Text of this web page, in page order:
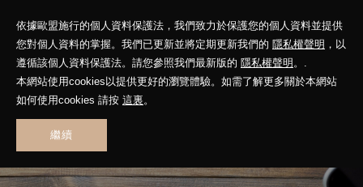
依據歐盟施行的個人資料保護法，我們致力於保護您的個人資料並提供
您對個人資料的掌握。我們已更新並將定期更新我們的 隱私權聲明 ，以
遵循該個人資料保護法。請您參照我們最新版的 隱私權聲明 。.
本網站使用cookies以提供更好的瀏覽體驗。如需了解更多關於本網站
如何使用cookies 請按 這裏。
繼續
WHAT'S NEW